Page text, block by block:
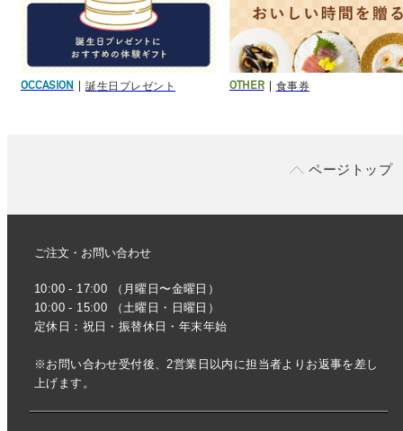
OCCASION 誕生日プレゼント OTHER 食事券
ページトップ
ご注文・お問い合わせ
10:00 - 17:00 （月曜日〜金曜日）
10:00 - 15:00 （土曜日・日曜日）
定休日：祝日・振替休日・年末年始
※お問い合わせ受付後、2営業日以内に担当者よりお返事を差し
上げます。